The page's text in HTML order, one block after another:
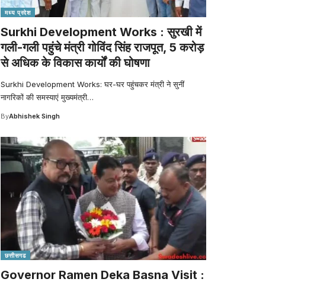
मध्य प्रदेश
Surkhi Development Works : सुरखी में
गली-गली पहुंचे मंत्री गोविंद सिंह राजपूत, 5 करोड़
से अधिक के विकास कार्यों की घोषणा
Surkhi Development Works: घर-घर पहुंचकर मंत्री ने सुनीं
नागरिकों की समस्याएं मुख्यमंत्री…
ByAbhishek Singh
छत्तीसगढ
Governor Ramen Deka Basna Visit :